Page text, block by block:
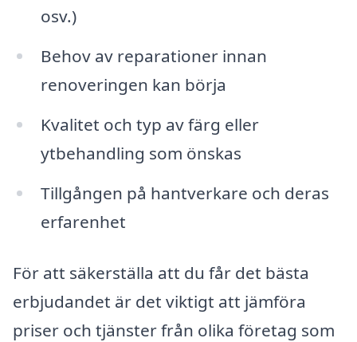
osv.)
Behov av reparationer innan
renoveringen kan börja
Kvalitet och typ av färg eller
ytbehandling som önskas
Tillgången på hantverkare och deras
erfarenhet
För att säkerställa att du får det bästa
erbjudandet är det viktigt att jämföra
priser och tjänster från olika företag som